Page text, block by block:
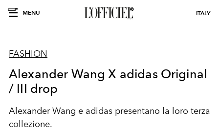
MENU ITALY
FASHION
Alexander Wang X adidas Original
/ III drop
Alexander Wang e adidas presentano la loro terza
collezione.